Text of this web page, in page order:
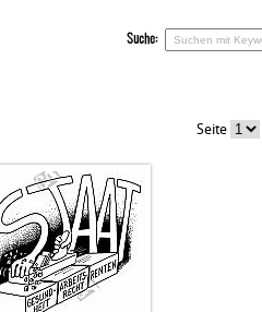
Suche:
Seite